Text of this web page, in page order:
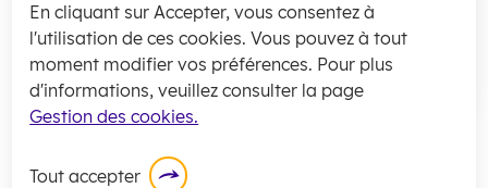
En cliquant sur Accepter, vous consentez à
l'utilisation de ces cookies. Vous pouvez à tout
moment modifier vos préférences. Pour plus
d'informations, veuillez consulter la page
Gestion des cookies.
Tout accepter
secteurs 1 et 2 sera exceptionnellement
assuréece jeudi 16 juillet.
En savoir plus